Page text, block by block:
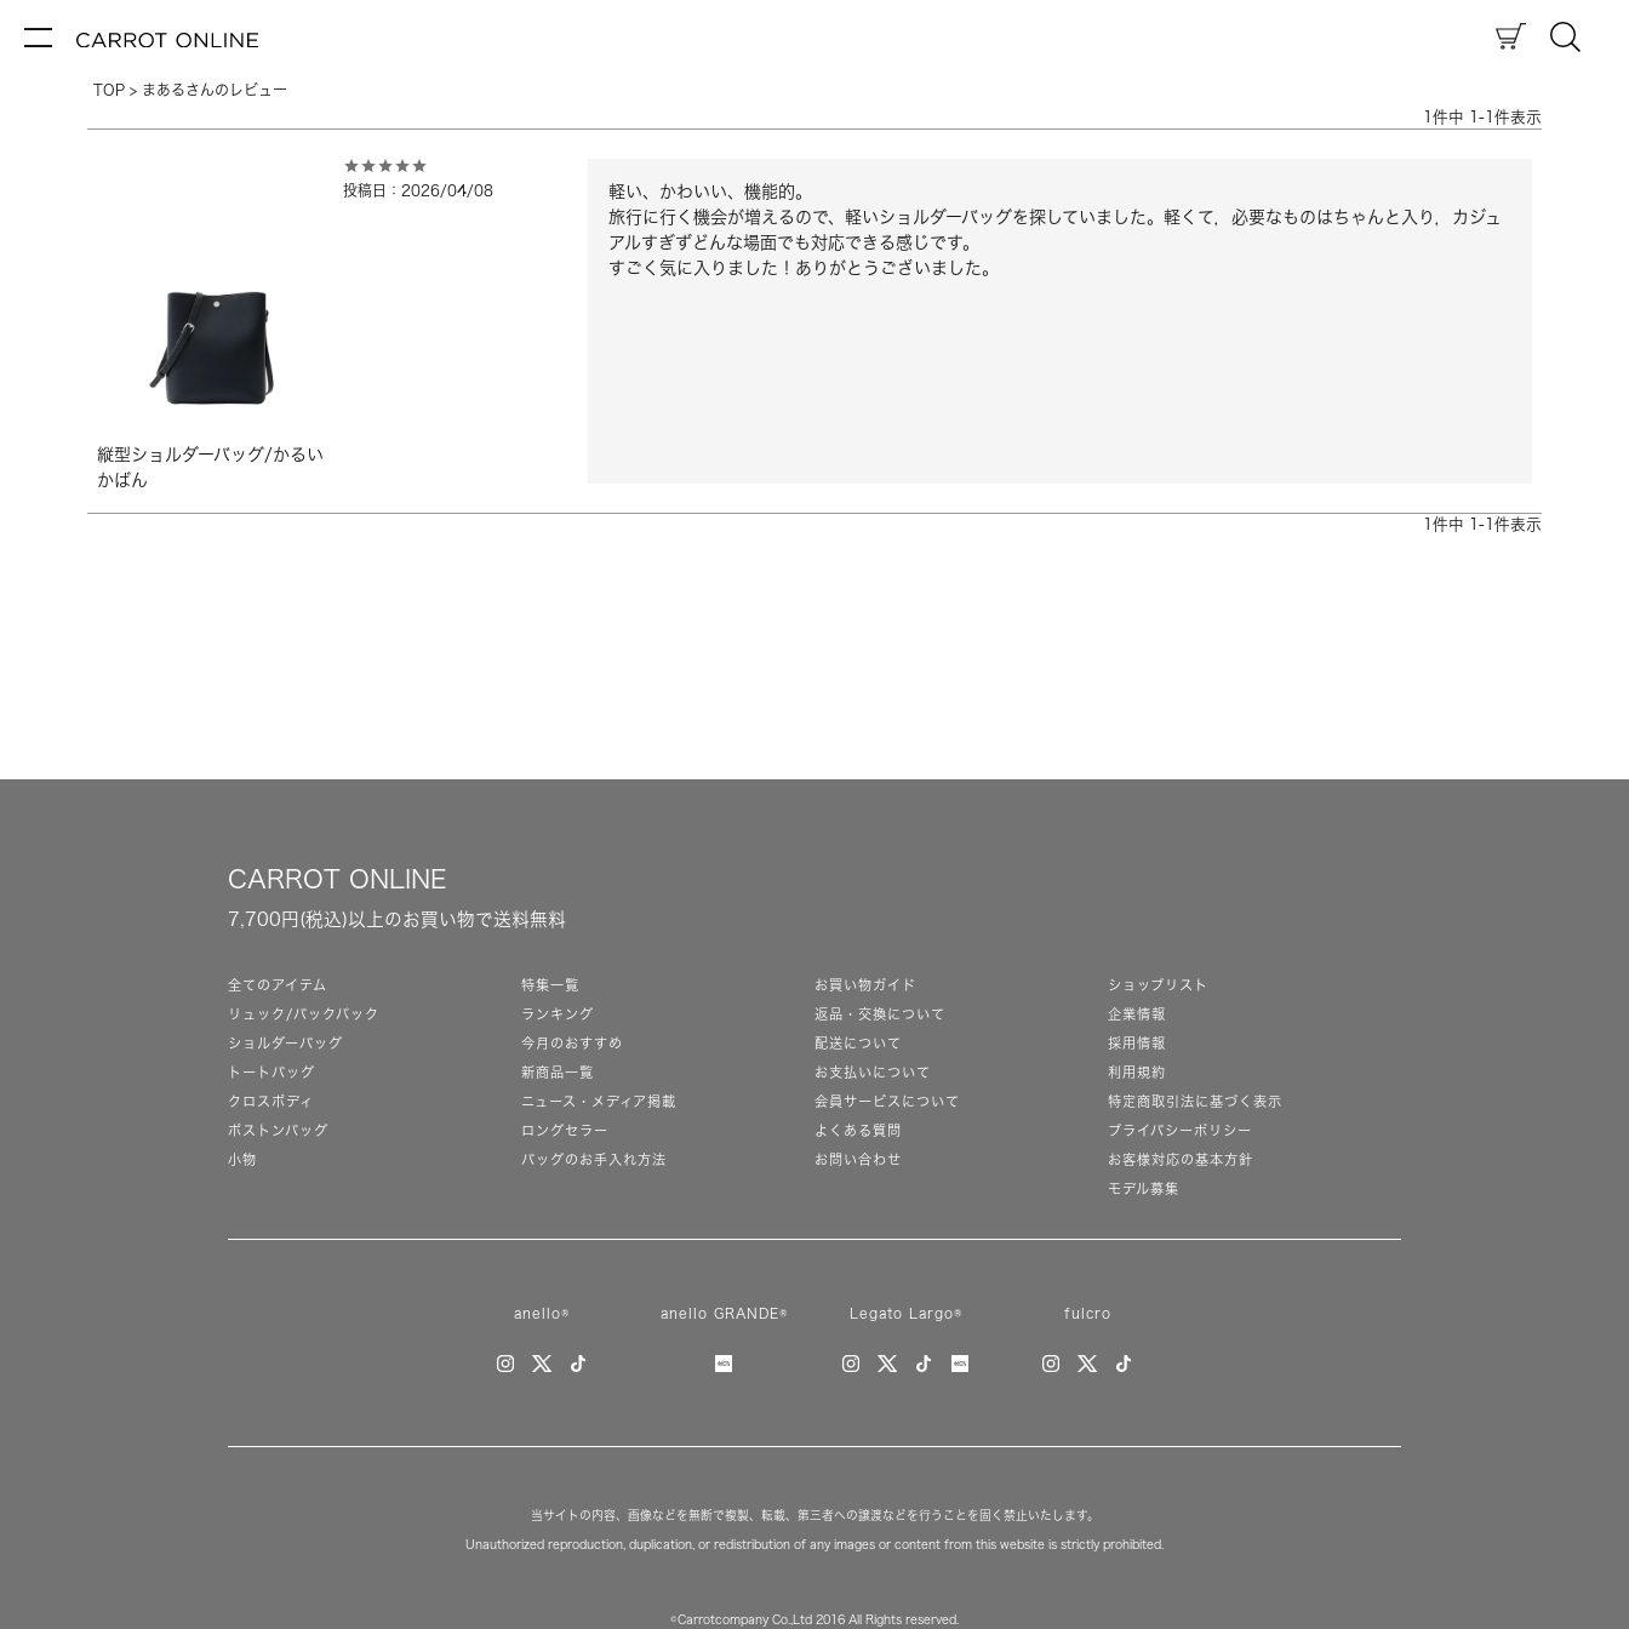
TOP まあるさんのレビュー
1 件中 1 -1 件表示
縦型ショルダーバッグ/かるい
かばん
投稿日 2026/04/08
軽い、かわいい、機能的。
旅行に行く機会が増えるので、軽いショルダーバッグを探していました。軽くて，必要なものはちゃんと入り，カジュ
アルすぎずどんな場面でも対応できる感じです。
すごく気に入りました！ありがとうございました。
1 件中 1 -1 件表示
CARROT ONLINE
7,700円(税込)以上のお買い物で送料無料
全てのアイテム
リュック/バックパック
ショルダーバッグ
トートバッグ
クロスボディ
ボストンバッグ
小物
特集一覧
ランキング
今月のおすすめ
新商品一覧
ニュース・メディア掲載
ロングセラー
バッグのお手入れ方法
お買い物ガイド
返品・交換について
配送について
お支払いについて
会員サービスについて
よくある質問
お問い合わせ
ショップリスト
企業情報
採用情報
利用規約
特定商取引法に基づく表示
プライバシーポリシー
お客様対応の基本方針
モデル募集
anello® anello GRANDE® Legato Largo® fulcro
当サイトの内容、画像などを無断で複製、転載、第三者への譲渡などを行うことを固く禁止いたします。
Unauthorized reproduction, duplication, or redistribution of any images or content from this website is strictly prohibited.
©Carrotcompany Co.,Ltd 2016 All Rights reserved.